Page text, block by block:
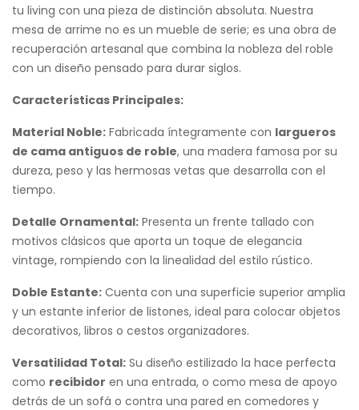
tu living con una pieza de distinción absoluta. Nuestra
mesa de arrime no es un mueble de serie; es una obra de
recuperación artesanal que combina la nobleza del roble
con un diseño pensado para durar siglos.
Características Principales:
Material Noble: Fabricada íntegramente con largueros
de cama antiguos de roble, una madera famosa por su
dureza, peso y las hermosas vetas que desarrolla con el
tiempo.
Detalle Ornamental: Presenta un frente tallado con
motivos clásicos que aporta un toque de elegancia
vintage, rompiendo con la linealidad del estilo rústico.
Doble Estante: Cuenta con una superficie superior amplia
y un estante inferior de listones, ideal para colocar objetos
decorativos, libros o cestos organizadores.
Versatilidad Total: Su diseño estilizado la hace perfecta
como recibidor en una entrada, o como mesa de apoyo
detrás de un sofá o contra una pared en comedores y